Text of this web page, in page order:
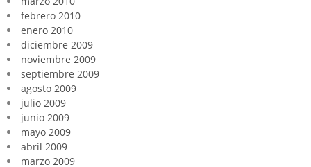
febrero 2010
enero 2010
diciembre 2009
noviembre 2009
septiembre 2009
agosto 2009
julio 2009
junio 2009
mayo 2009
abril 2009
marzo 2009